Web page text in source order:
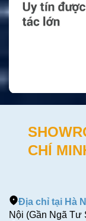
CHÍ
Địa chỉ tại Hà
Nội (Gần Ngã Tư